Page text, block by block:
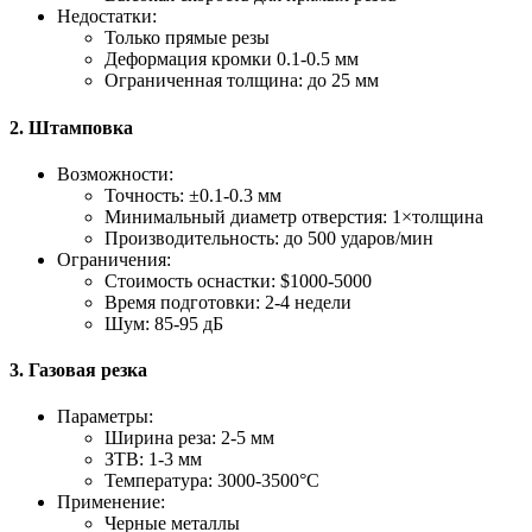
Недостатки:
Только прямые резы
Деформация кромки 0.1-0.5 мм
Ограниченная толщина: до 25 мм
2. Штамповка
Возможности:
Точность: ±0.1-0.3 мм
Минимальный диаметр отверстия: 1×толщина
Производительность: до 500 ударов/мин
Ограничения:
Стоимость оснастки: $1000-5000
Время подготовки: 2-4 недели
Шум: 85-95 дБ
3. Газовая резка
Параметры:
Ширина реза: 2-5 мм
ЗТВ: 1-3 мм
Температура: 3000-3500°C
Применение:
Черные металлы